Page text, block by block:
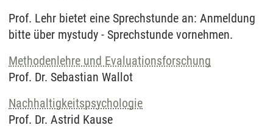
Prof. Lehr bietet eine Sprechstunde an: Anmeldung
bitte über mystudy - Sprechstunde vornehmen.
Methodenlehre und Evaluationsforschung
Prof. Dr. Sebastian Wallot
Nachhaltigkeitspsychologie
Prof. Dr. Astrid Kause